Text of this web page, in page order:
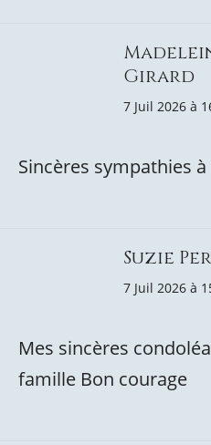
Girard
7 Juil 2026 à
Sincères sympathies
Suzie
7 Juil 2026 à
Mes sincères
famille Bon courage